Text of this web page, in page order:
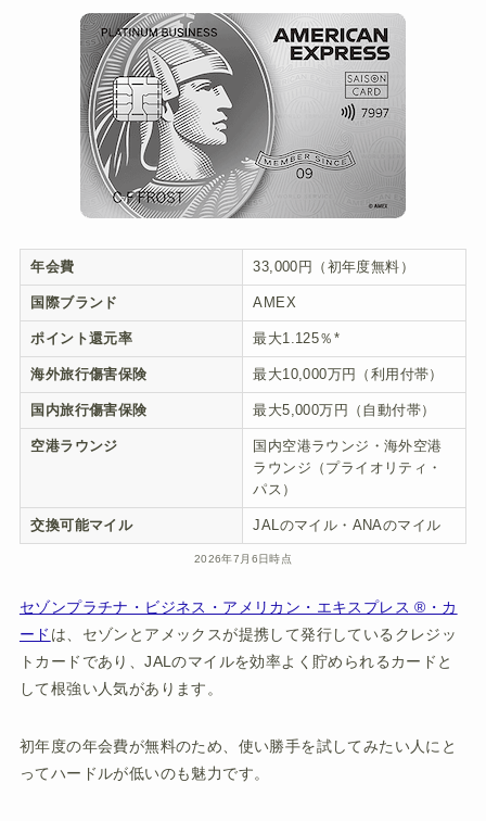
年会費 33,000円（初年度無料）
国際ブランド AMEX
ポイント還元率 最大1.125％*
海外旅行傷害保険 最大10,000万円（利用付帯）
国内旅行傷害保険 最大5,000万円（自動付帯）
空港ラウンジ
国内空港ラウンジ・海外空港
ラウンジ（プライオリティ・
パス）
交換可能マイル JALのマイル・ANAのマイル
2026年7月6日時点
セゾンプラチナ・ビジネス・アメリカン・エキスプレス ®・カ
ード は、セゾンとアメックスが提携して発行しているクレジッ
トカードであり、JALのマイルを効率よく貯められるカードと
して根強い人気があります。
初年度の年会費が無料のため、使い勝手を試してみたい人にと
ってハードルが低いのも魅力です。